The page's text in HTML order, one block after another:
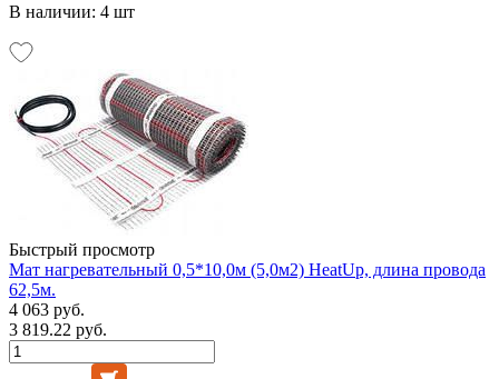
В наличии: 4 шт
Быстрый просмотр
Мат нагревательный 0,5*10,0м (5,0м2) HeatUp, длина провода
62,5м.
4 063 руб.
3 819.22 руб.